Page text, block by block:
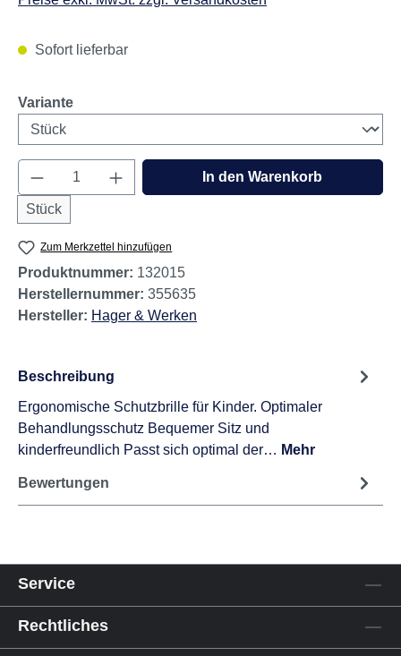
Sofort lieferbar
Varianteauswählen
Produkt Anzahl: Gib den gewünschten
Stück
In den Warenkorb
Zum Merkzettel hinzufügen
Produktnummer: 132015
Herstellernummer: 355635
Hersteller: Hager & Werken
Beschreibung
Ergonomische Schutzbrille für Kinder. Optimaler
Behandlungsschutz Bequemer Sitz und
kinderfreundlich Passt sich optimal der… Mehr
Bewertungen
Service
Rechtliches